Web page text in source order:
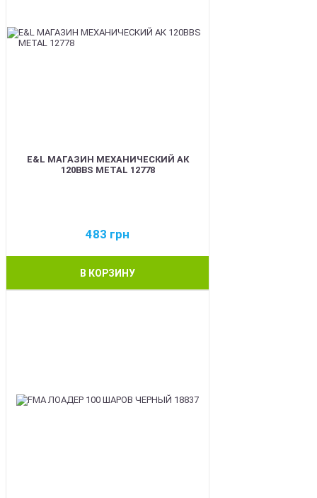
E&L МАГАЗИН МЕХАНИЧЕСКИЙ АК
120BBS METAL 12778
483 грн
В КОРЗИНУ